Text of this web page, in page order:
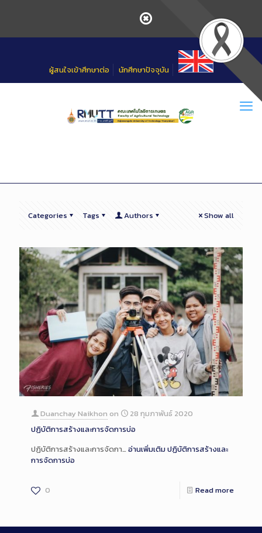
ผู้สนใจเข้าศึกษาต่อ นักศึกษาปัจจุบัน
Categories Tags Authors Show all
Duanchay Naikhon on
28 กุมภาพันธ์ 2020
ปฏิบัติการสร้างและการจัดการบ่อ
ปฏิบัติการสร้างและการจัดกา… อ่านเพิ่มเติมปฏิบัติการสร้างและ
การจัดการบ่อ
0 Read more